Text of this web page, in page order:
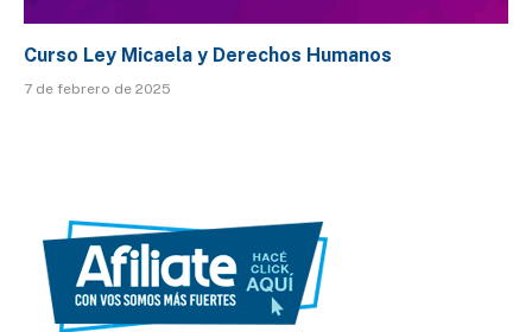
Curso Ley Micaela y Derechos Humanos
7 de febrero de 2025